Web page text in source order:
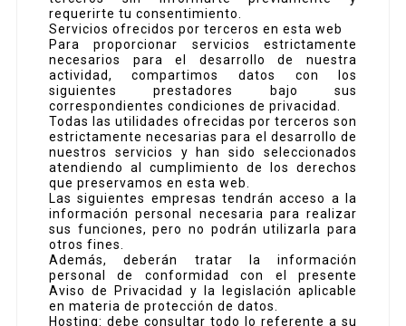
requerirte tu consentimiento.
Servicios ofrecidos por terceros en esta web
Para proporcionar servicios estrictamente
necesarios para el desarrollo de nuestra
actividad, compartimos datos con los
siguientes prestadores bajo sus
correspondientes condiciones de privacidad.
Todas las utilidades ofrecidas por terceros son
estrictamente necesarias para el desarrollo de
nuestros servicios y han sido seleccionados
atendiendo al cumplimiento de los derechos
que preservamos en esta web.
Las siguientes empresas tendrán acceso a la
información personal necesaria para realizar
sus funciones, pero no podrán utilizarla para
otros fines.
Además, deberán tratar la información
personal de conformidad con el presente
Aviso de Privacidad y la legislación aplicable
en materia de protección de datos.
Hosting: debe consultar todo lo referente a su